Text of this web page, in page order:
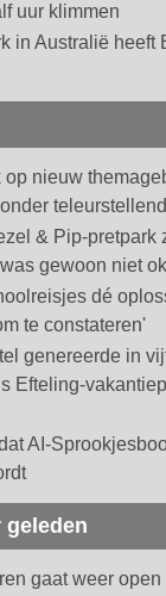
uur klimmen
in Australië heeft
nieuw
& Pip-pretpark
gewoon niet
dé
te constateren'
genereerde in
Efteling-
AI-
geleden
gaat weer